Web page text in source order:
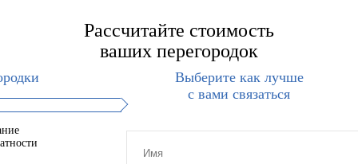
Рассчитайте стоимость
ваших перегородок
Выберите как лучше
с вами связаться